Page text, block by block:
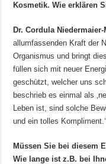
Kosmetik. Wie erklären
Dr. Cordula Niedermaier-
allumfassenden Kraft der
Organismus und bringt
füllen sich mit neuer
geschützt, welcher uns
beschrieb es einmal als
Leben ist, sind solche
und ein tolles Kompliment.‘
Müssen Sie bei diesem
Wie lange ist z.B. bei